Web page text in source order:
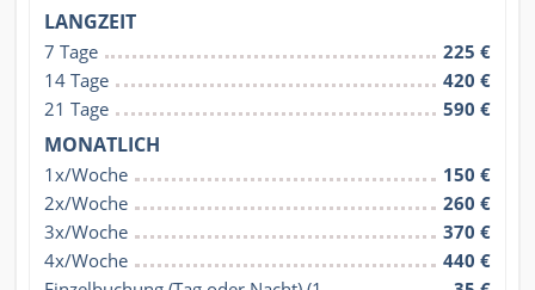
LANGZEIT
7 Tage
225 €
14 Tage
420 €
21 Tage
590 €
MONATLICH
1x/Woche
150 €
2x/Woche
260 €
3x/Woche
370 €
4x/Woche
440 €